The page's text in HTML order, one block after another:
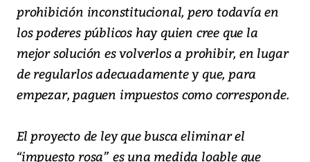
prohibición inconstitucional, pero todavía en
los poderes públicos hay quien cree que la
mejor solución es volverlos a prohibir, en lugar
de regularlos adecuadamente y que, para
empezar, paguen impuestos como corresponde.
El proyecto de ley que busca eliminar el
“impuesto rosa” es una medida loable que